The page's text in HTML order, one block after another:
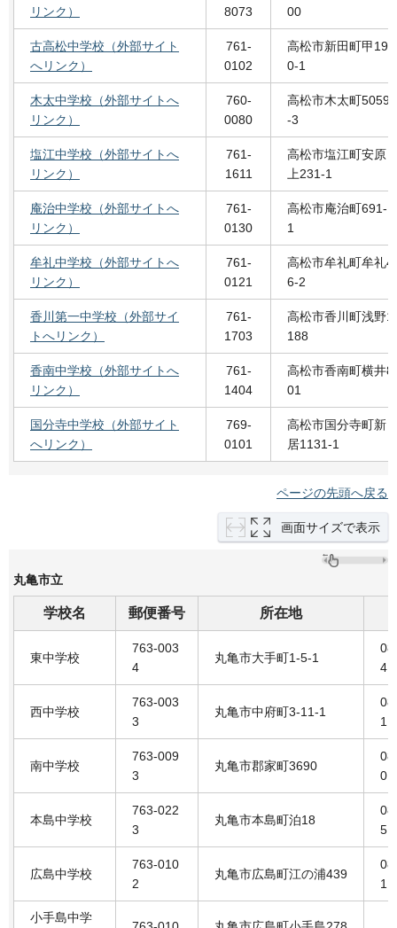
リンク）
8073
00
古高松中学校（外部サイト
へリンク）
761-
0102
高松市新田町甲19
0-1
木太中学校（外部サイトへ
リンク）
760-
0080
高松市木太町5059
-3
塩江中学校（外部サイトへ
リンク）
761-
1611
高松市塩江町安原
上231-1
庵治中学校（外部サイトへ
リンク）
761-
0130
高松市庵治町691-
1
牟礼中学校（外部サイトへ
リンク）
761-
0121
高松市牟礼町牟礼4
6-2
香川第一中学校（外部サイ
トへリンク）
761-
1703
高松市香川町浅野1
188
香南中学校（外部サイトへ
リンク）
761-
1404
高松市香南町横井8
01
国分寺中学校（外部サイト
へリンク）
769-
0101
高松市国分寺町新
居1131-1
ページの先頭へ戻る
画面サイズで表示
丸亀市立
学校名 郵便番号 所在地
東中学校
763-003
4
丸亀市大手町1-5-1
4
西中学校
763-003
3
丸亀市中府町3-11-1
1
南中学校
763-009
3
丸亀市郡家町3690
0
本島中学校
763-022
3
丸亀市本島町泊18
5
広島中学校
763-010
2
丸亀市広島町江の浦439
1
小手島中学